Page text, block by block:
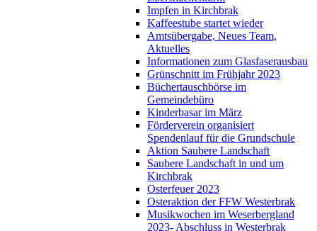
Impfen in Kirchbrak
Kaffeestube startet wieder
Amtsübergabe, Neues Team,
Aktuelles
Informationen zum Glasfaserausbau
Grünschnitt im Frühjahr 2023
Büchertauschbörse im
Gemeindebüro
Kinderbasar im März
Förderverein organisiert
Spendenlauf für die Grundschule
Aktion Saubere Landschaft
Saubere Landschaft in und um
Kirchbrak
Osterfeuer 2023
Osteraktion der FFW Westerbrak
Musikwochen im Weserbergland
2023- Abschluss in Westerbrak